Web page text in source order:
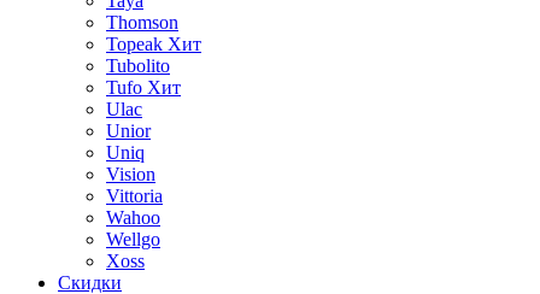
Thomson
Topeak Хит
Tubolito
Tufo Хит
Ulac
Unior
Uniq
Vision
Vittoria
Wahoo
Wellgo
Xoss
Скидки